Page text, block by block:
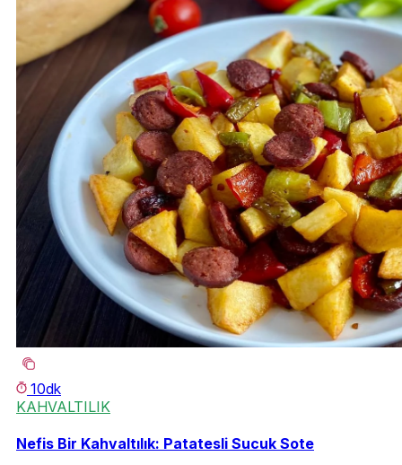
10dk
KAHVALTILIK
Nefis Bir Kahvaltılık: Patatesli Sucuk Sote